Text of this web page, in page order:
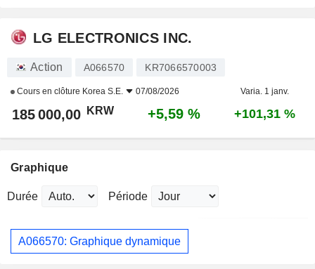
LG ELECTRONICS INC.
Action A066570 KR7066570003
Cours en clôture Korea S.E. 07/08/2026 Varia. 1 janv.
185 000,00 KRW +5,59 % +101,31 %
Graphique
Durée Période
A066570: Graphique dynamique